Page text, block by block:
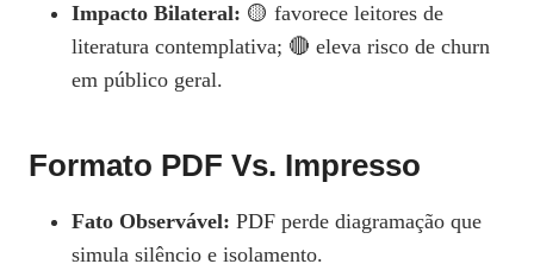
Impacto Bilateral: 🟡 favorece leitores de
literatura contemplativa; 🔴 eleva risco de churn
em público geral.
Formato PDF Vs. Impresso
Fato Observável: PDF perde diagramação que
simula silêncio e isolamento.